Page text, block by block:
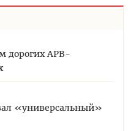
дорогих АРВ-
«универсальный»